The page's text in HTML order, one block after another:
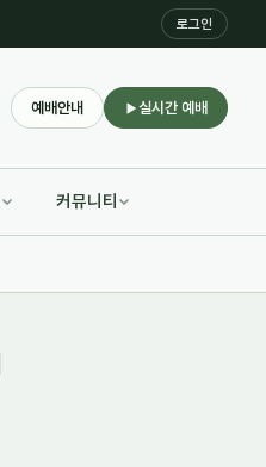
로그인
예배안내 실시간 예배
커뮤니티